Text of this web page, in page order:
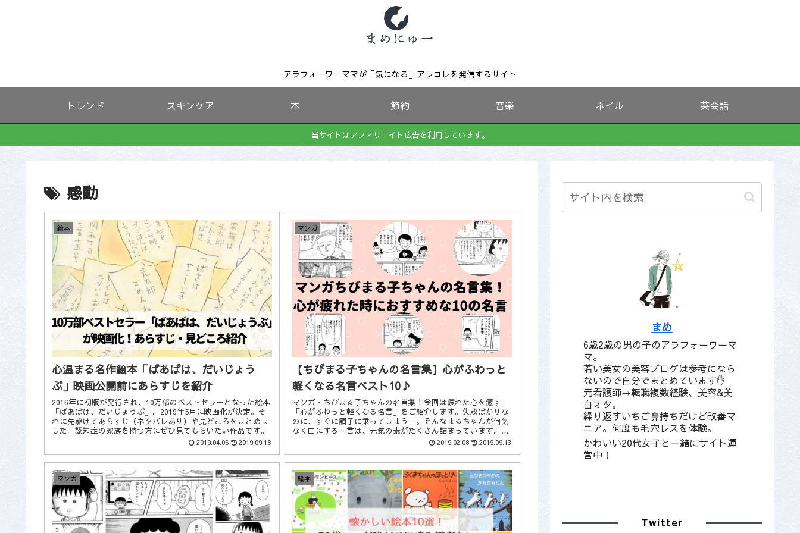
アラフォーワーママが「気になる」アレコレを発信するサイト
トレンド スキンケア 本 節約 音楽 ネイル 英会話
当サイトはアフィリエイト広告を利用しています。
感動
絵本
心温まる名作絵本「ばあばは、だいじょう
ぶ」映画公開前にあらすじを紹介
2016年に初版が発行され、10万部のベストセラーとなった絵本
「ばあばは、だいじょうぶ」。2019年5月に映画化が決定。そ
れに先駆けてあらすじ（ネタバレあり）や見どころをまとめま
した。認知症の家族を持つ方にぜひ見てもらいたい作品です。
2019.04.06 2019.09.18
マンガ
【ちびまる子ちゃんの名言集】心がふわっと
軽くなる名言ベスト10♪
マンガ・ちびまる子ちゃんの名言集！今回は疲れた心を癒す
「心がふわっと軽くなる名言」をご紹介します。失敗ばかりな
のに、すぐに調子に乗ってしまう―。そんなまるちゃんが何気
なく口にする一言は、元気の素がたくさん詰まっています。意
外と深いちびまる子ちゃんの名言をお楽しみください。
2019.02.08 2019.09.13
マンガ 絵本
まめ
6歳2歳の男の子のアラフォーワーマ
マ。
若い美女の美容ブログは参考になら
ないので自分でまとめています✋
元看護師→転職複数経験、美容&美
白オタ。
繰り返すいちご鼻持ちだけど改善マ
ニア。何度も毛穴レスを体験。
かわいい20代女子と一緒にサイト運
営中！
Twitter